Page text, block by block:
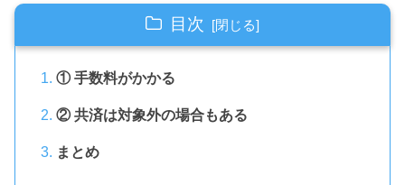
目次
① 手数料がかかる
② 共済は対象外の場合もある
まとめ